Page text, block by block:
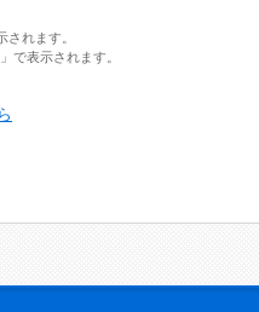
れます。
で表示されます。